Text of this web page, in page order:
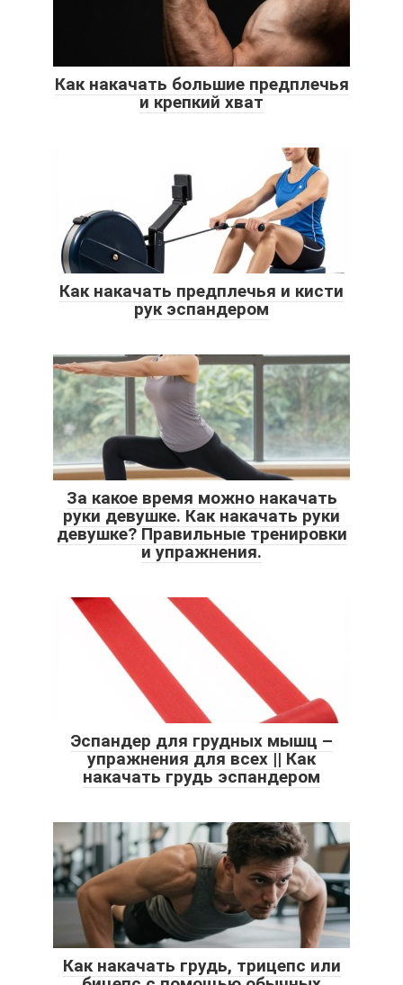
Как накачать большие предплечья
и крепкий хват
Как накачать предплечья и кисти
рук эспандером
За какое время можно накачать
руки девушке. Как накачать руки
девушке? Правильные тренировки
и упражнения.
Эспандер для грудных мышц –
упражнения для всех || Как
накачать грудь эспандером
Как накачать грудь, трицепс или